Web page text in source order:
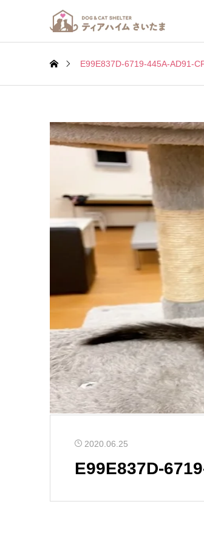
E99E837D-6719-445A-AD91-
2020.06.25
E99E837D-